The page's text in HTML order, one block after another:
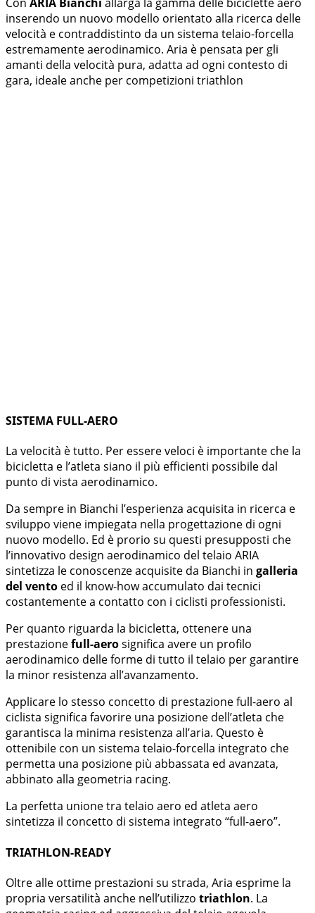
inserendo un nuovo modello orientato alla ricerca delle
velocità e contraddistinto da un sistema telaio-forcella
estremamente aerodinamico. Aria è pensata per gli
amanti della velocità pura, adatta ad ogni contesto di
gara, ideale anche per competizioni triathlon
SISTEMA FULL-AERO
La velocità è tutto. Per essere veloci è importante che la
bicicletta e l’atleta siano il più efficienti possibile dal
punto di vista aerodinamico.
Da sempre in Bianchi l’esperienza acquisita in ricerca e
sviluppo viene impiegata nella progettazione di ogni
nuovo modello. Ed è prorio su questi presupposti che
l’innovativo design aerodinamico del telaio ARIA
sintetizza le conoscenze acquisite da Bianchi in galleria
del vento ed il know-how accumulato dai tecnici
costantemente a contatto con i ciclisti professionisti.
Per quanto riguarda la bicicletta, ottenere una
prestazionefull-aerosignifica avere un profilo
aerodinamico delle forme di tutto il telaio per garantire
la minor resistenza all’avanzamento.
Applicare lo stesso concetto di prestazione full-aero al
ciclista significa favorire una posizione dell’atleta che
garantisca la minima resistenza all’aria. Questo è
ottenibile con un sistema telaio-forcella integrato che
permetta una posizione più abbassata ed avanzata,
abbinato alla geometria racing.
La perfetta unione tra telaio aero ed atleta aero
sintetizza il concetto di sistema integrato “full-aero”.
TRIATHLON-READY
Oltre alle ottime prestazioni su strada, Aria esprime la
propria versatilità anche nell’utilizzo triathlon. La